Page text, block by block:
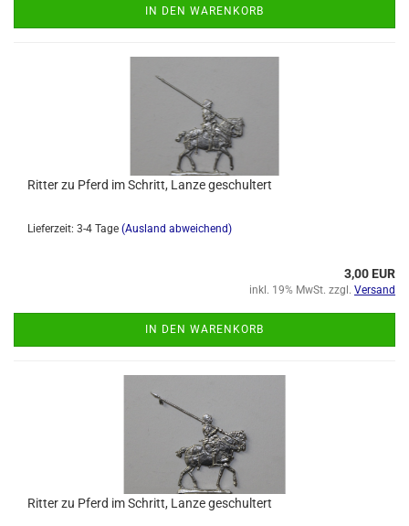
IN DEN WARENKORB
Ritter zu Pferd im Schritt, Lanze geschultert
Lieferzeit: 3-4 Tage (Ausland abweichend)
3,00 EUR
inkl. 19% MwSt. zzgl. Versand
IN DEN WARENKORB
Ritter zu Pferd im Schritt, Lanze geschultert